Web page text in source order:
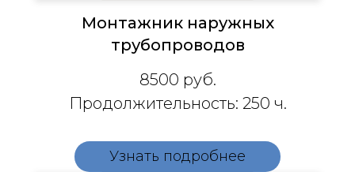
Монтажник наружных
трубопроводов
8500 руб.
Продолжительность: 250 ч.
Узнать подробнее